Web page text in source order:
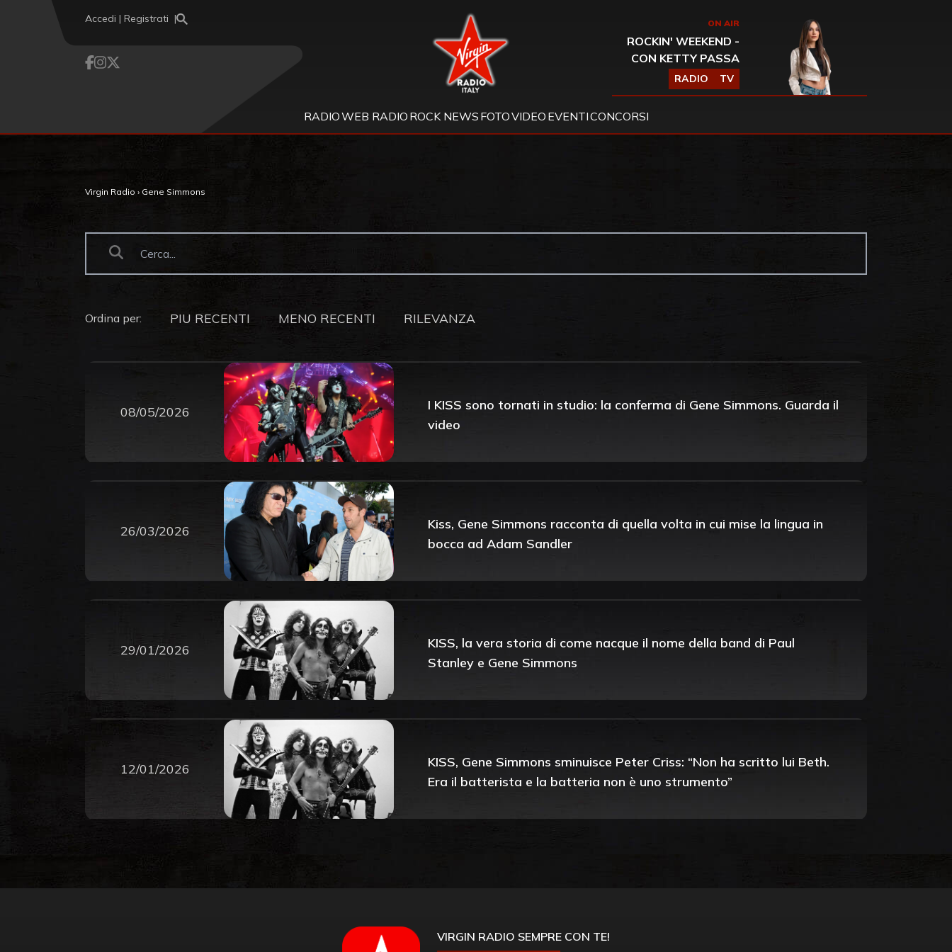
Accedi | Registrati Virgin Radio ON AIR
ROCKIN' WEEKEND -
CON KETTY PASSA
RADIO TV
RADIOWEB RADIO ROCK NEWS FOTOVIDEO EVENTICONCORSI
Virgin Radio › Gene Simmons
Ordina per: PIU RECENTI MENO RECENTI RILEVANZA
08/05/2026
I KISS sono tornati in studio: la conferma di Gene Simmons. Guarda il
video
26/03/2026
Kiss, Gene Simmons racconta di quella volta in cui mise la lingua in
bocca ad Adam Sandler
29/01/2026
KISS, la vera storia di come nacque il nome della band di Paul
Stanley e Gene Simmons
12/01/2026
KISS, Gene Simmons sminuisce Peter Criss: “Non ha scritto lui Beth.
Era il batterista e la batteria non è uno strumento”
VIRGIN RADIO SEMPRE CON TE!